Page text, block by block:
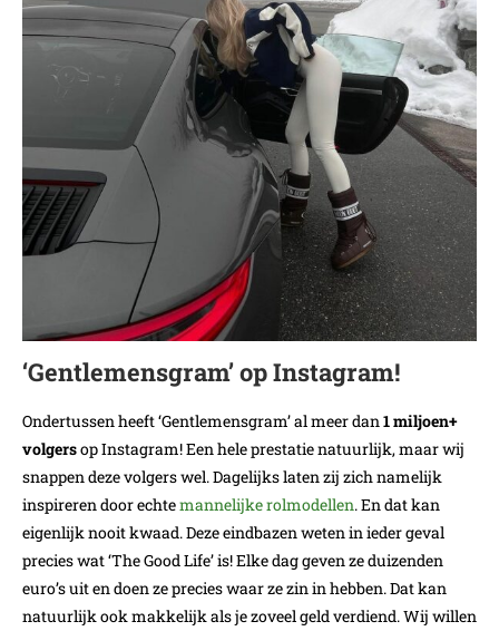
‘Gentlemensgram’ op Instagram!
Ondertussen heeft ‘Gentlemensgram’ al meer dan 1 miljoen+
volgersop Instagram! Een hele prestatie natuurlijk, maar wij
snappen deze volgers wel. Dagelijks laten zij zich namelijk
inspireren door echtemannelijke rolmodellen. En dat kan
eigenlijk nooit kwaad. Deze eindbazen weten in ieder geval
precies wat ‘The Good Life’ is! Elke dag geven ze duizenden
euro’s uit en doen ze precies waar ze zin in hebben. Dat kan
natuurlijk ook makkelijk als je zoveel geld verdiend. Wij willen